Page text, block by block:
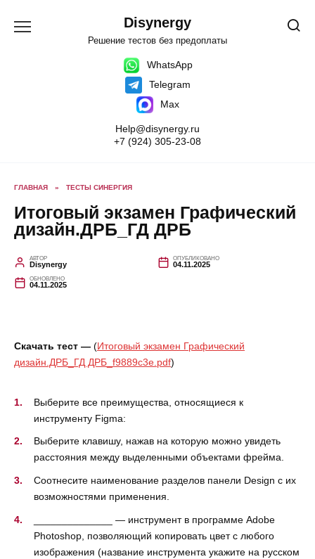
содержанию
Disynergy
Решение тестов без предоплаты
WhatsApp
Telegram
Max
Help@disynergy.ru
+7 (924) 305-23-08
ГЛАВНАЯ » ТЕСТЫ СИНЕРГИЯ
Итоговый экзамен Графический
дизайн.ДРБ_ГД ДРБ
АВТОР
Disynergy
ОПУБЛИКОВАНО
04.11.2025
ОБНОВЛЕНО
04.11.2025
Скачать тест — (Итоговый экзамен Графический
дизайн.ДРБ_ГД ДРБ_f9889c3e.pdf)
Выберите все преимущества, относящиеся к
инструменту Figma:
Выберите клавишу, нажав на которую можно увидеть
расстояния между выделенными объектами фрейма.
Соотнесите наименование разделов панели Design с их
возможностями применения.
______________ — инструмент в программе Adobe
Photoshop, позволяющий копировать цвет с любого
изображения (название инструмента укажите на русском